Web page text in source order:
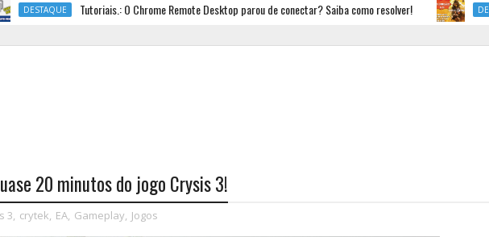
Tutoriais.: O Chrome Remote Desktop parou de conectar? Saiba como resolver! DESTAQUE
20 minutos do jogo Crysis 3!
3, crytek, EA, Gameplay, Jogos